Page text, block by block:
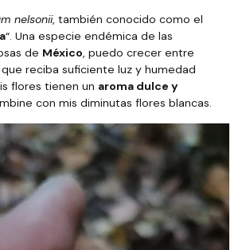
nelsonii, también conocido como el
“. Una especie endémica de las
de México, puedo crecer entre
reciba suficiente luz y humedad
flores tienen un aroma dulce y
con mis diminutas flores blancas.